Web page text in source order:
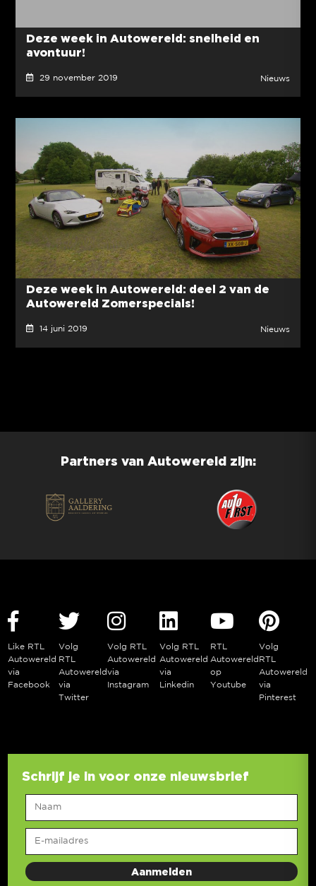
Deze week in Autowereld: snelheid en
avontuur!
29 november 2019 Nieuws
Deze week in Autowereld: deel 2 van de
Autowereld Zomerspecials!
14 juni 2019 Nieuws
Partners van Autowereld zijn:
Like RTL
Autowereld
via
Facebook
Volg
RTL
Autowereld
via
Twitter
Volg RTL
Autowereld
via
Instagram
Volg RTL
Autowereld
via
Linkedin
RTL
Autowereld
op
Youtube
Volg
RTL
Autowereld
via
Pinterest
Schrijf je in voor onze nieuwsbrief